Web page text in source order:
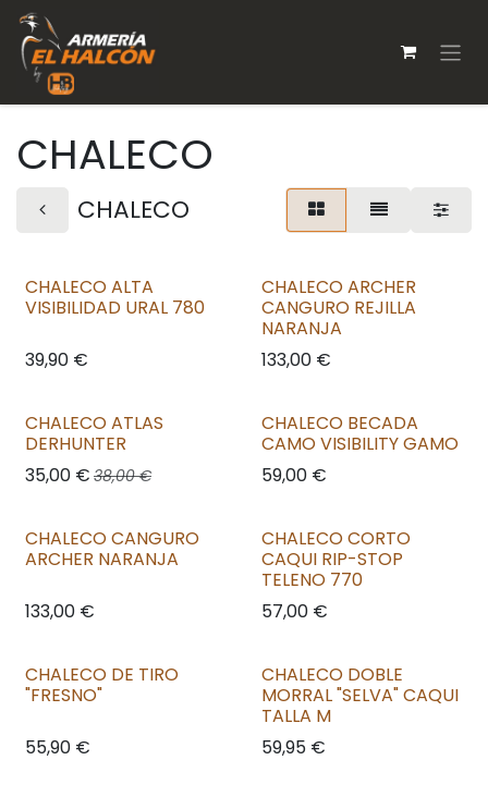
Ir al contenido
CHALECO
CHALECO
CHALECO ALTA
VISIBILIDAD URAL 780
39,90 €
CHALECO ARCHER
CANGURO REJILLA
NARANJA
133,00€
CHALECO ATLAS
DERHUNTER
35,00 € 38,00€
CHALECO BECADA
CAMO VISIBILITY GAMO
59,00€
CHALECO CANGURO
ARCHER NARANJA
133,00 €
CHALECO CORTO
CAQUI RIP-STOP
TELENO 770
57,00€
CHALECO DE TIRO
"FRESNO"
55,90 €
CHALECO DOBLE
MORRAL "SELVA" CAQUI
TALLA M
59,95€